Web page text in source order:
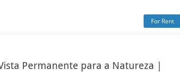
For Rent
Permanente para a Natureza |